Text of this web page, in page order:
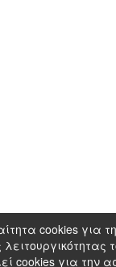
cookies για
cookies για την